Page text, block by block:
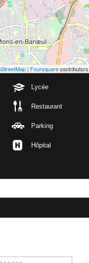
| Foursquarecontributors
Lycée
Restaurant
Parking
Hôpital